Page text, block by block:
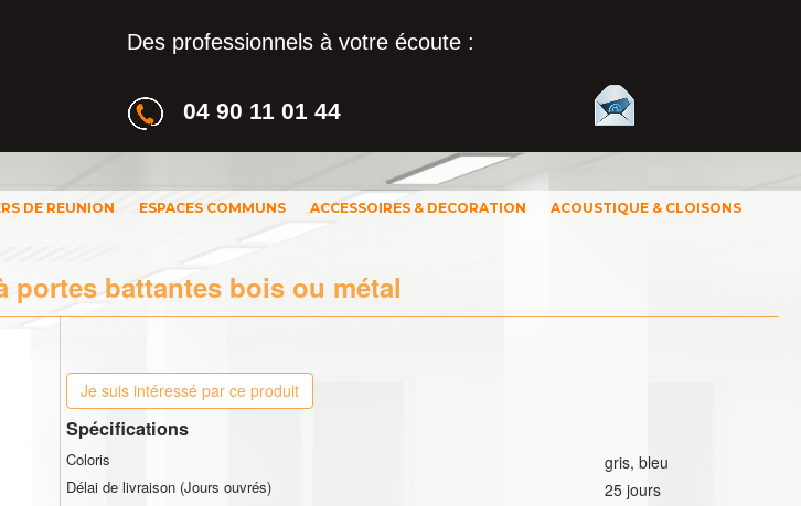
Des professionnels à votre écoute :
04 90 11 01 44
DE REUNION ESPACES COMMUNS ACCESSOIRES & DECORATION ACOUSTIQUE & CLOISONS
portes battantes bois ou métal
Je suis intéressé par ce produit
Spécifications
Coloris gris, bleu
Délai de livraison (Jours ouvrés) 25 jours